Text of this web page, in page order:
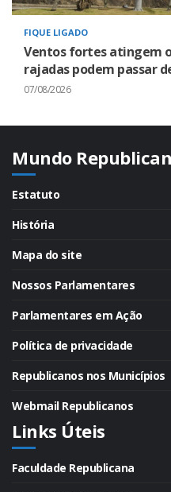
FIQUE LIGADO
Ventos fortes atingem
rajadas podem passar
07/08/2026
Mundo
Estatuto
História
Mapa do site
Nossos Parlamentares
Parlamentares em Ação
Política de privacidade
Republicanos nos Municípios
Webmail Republicanos
Links Úteis
Faculdade Republicana